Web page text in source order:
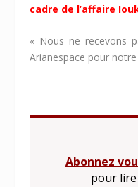
cadre de l’affaire
« Nous ne recevons
Arianespace pour notre
Abonnez
pour